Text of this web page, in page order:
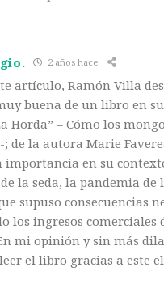
2 años hace
artículo, Ramón Villa
buena de un libro en
Horda” – Cómo los
de la autora Marie
importancia en su
la seda, la pandemia de
supuso consecuencias
los ingresos comerciales
mi opinión y sin más
el libro gracias a este